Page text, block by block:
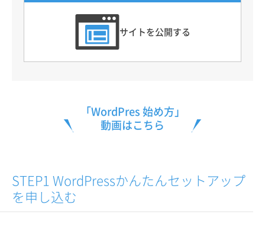
サイトを公開する
「WordPres 始め方」
動画はこちら
STEP1 WordPressかんたんセットアップ
を申し込む